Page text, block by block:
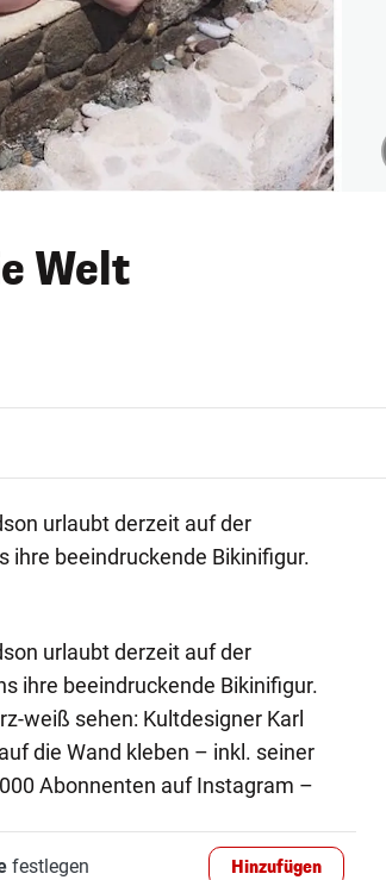
Welt
urlaubt derzeit auf der
ihre beeindruckende Bikinifigur.
urlaubt derzeit auf der
ihre beeindruckende Bikinifigur.
weiß sehen: Kultdesigner Karl
die Wand kleben – inkl. seiner
Abonnenten auf Instagram –
festlegen Hinzufügen